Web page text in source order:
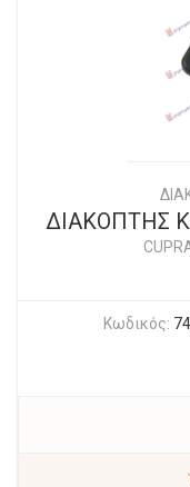
ΔΙΑΚΟΠΤΗΣ
Κωδικός: